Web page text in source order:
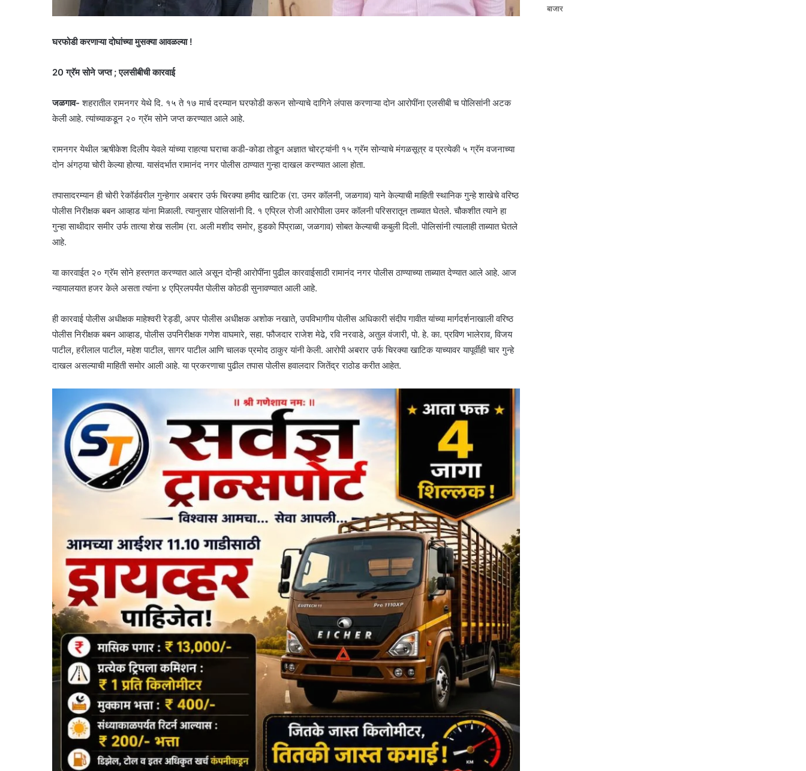
घरफोडी करणाऱ्या दोघांच्या मुसक्या आवळल्या !
20 ग्रॅम सोने जप्त ; एलसीबीची कारवाई
जळगाव- शहरातील रामनगर येथे दि. १५ ते १७ मार्च दरम्यान घरफोडी करून सोन्याचे दागिने लंपास करणाऱ्या दोन आरोपींना एलसीबी च पोलिसांनी अटक
केली आहे. त्यांच्याकडून २० ग्रॅम सोने जप्त करण्यात आले आहे.
रामनगर येथील ऋषीकेश दिलीप येवले यांच्या राहत्या घराचा कडी-कोडा तोडून अज्ञात चोरट्यांनी १५ ग्रॅम सोन्याचे मंगळसूत्र व प्रत्येकी ५ ग्रॅम वजनाच्या
दोन अंगठ्या चोरी केल्या होत्या. यासंदर्भात रामानंद नगर पोलीस ठाण्यात गुन्हा दाखल करण्यात आला होता.
तपासादरम्यान ही चोरी रेकॉर्डवरील गुन्हेगार अबरार उर्फ चिरक्या हमीद खाटिक (रा. उमर कॉलनी, जळगाव) याने केल्याची माहिती स्थानिक गुन्हे शाखेचे वरिष्ठ
पोलीस निरीक्षक बबन आव्हाड यांना मिळाली. त्यानुसार पोलिसांनी दि. १ एप्रिल रोजी आरोपीला उमर कॉलनी परिसरातून ताब्यात घेतले. चौकशीत त्याने हा
गुन्हा साथीदार समीर उर्फ तात्या शेख सलीम (रा. अली मशीद समोर, हुडको पिंप्राळा, जळगाव) सोबत केल्याची कबुली दिली. पोलिसांनी त्यालाही ताब्यात घेतले
आहे.
या कारवाईत २० ग्रॅम सोने हस्तगत करण्यात आले असून दोन्ही आरोपींना पुढील कारवाईसाठी रामानंद नगर पोलीस ठाण्याच्या ताब्यात देण्यात आले आहे. आज
न्यायालयात हजर केले असता त्यांना ४ एप्रिलपर्यंत पोलीस कोठडी सुनावण्यात आली आहे.
ही कारवाई पोलीस अधीक्षक माहेश्वरी रेड्डी, अपर पोलीस अधीक्षक अशोक नखाते, उपविभागीय पोलीस अधिकारी संदीप गावीत यांच्या मार्गदर्शनाखाली वरिष्ठ
पोलीस निरीक्षक बबन आव्हाड, पोलीस उपनिरीक्षक गणेश वाघमारे, सहा. फौजदार राजेश मेढे, रवि नरवाडे, अतुल वंजारी, पो. हे. का. प्रविण भालेराव, विजय
पाटील, हरीलाल पाटील, महेश पाटील, सागर पाटील आणि चालक प्रमोद ठाकुर यांनी केली. आरोपी अबरार उर्फ चिरक्या खाटिक याच्यावर यापूर्वीही चार गुन्हे
दाखल असल्याची माहिती समोर आली आहे. या प्रकरणाचा पुढील तपास पोलीस हवालदार जितेंद्र राठोड करीत आहेत.
बाजार